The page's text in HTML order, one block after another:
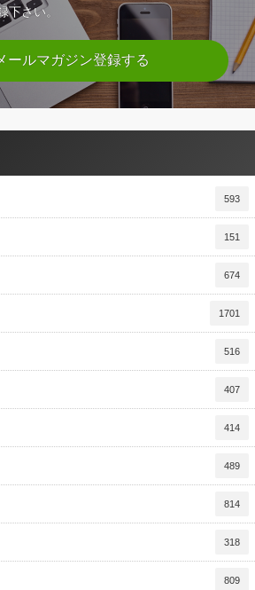
下さい。
ールマガジン登録する
593
151
674
1701
516
407
414
489
814
318
809